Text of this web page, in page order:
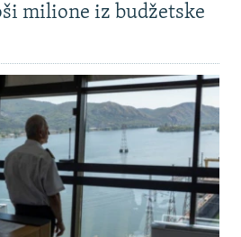
milione iz budžetske